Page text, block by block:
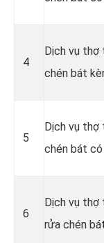
4
Dịch vụ thợ
chén bát
5
Dịch vụ thợ
chén bát
6
Dịch vụ thợ
rửa chén